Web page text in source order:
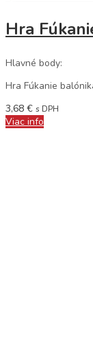
Hra
Hlavné body:
Hra Fúkanie
3,68 € s DPH
Viac info